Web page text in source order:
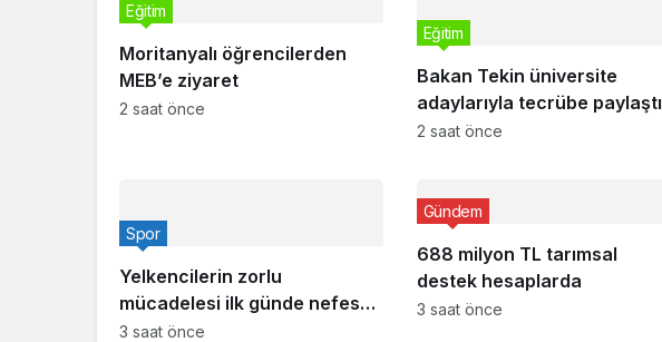
Moritanyalı öğrencilerden
MEB’e ziyaret
Eğitim
2 saat önce
Bakan Tekin üniversite
adaylarıyla tecrübe paylaştı
Eğitim
2 saat önce
Yelkencilerin zorlu
mücadelesi ilk günde nefes
kesti
Spor
3 saat önce
688 milyon TL tarımsal
destek hesaplarda
Gündem
3 saat önce